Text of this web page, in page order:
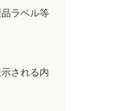
ラベル等
される内